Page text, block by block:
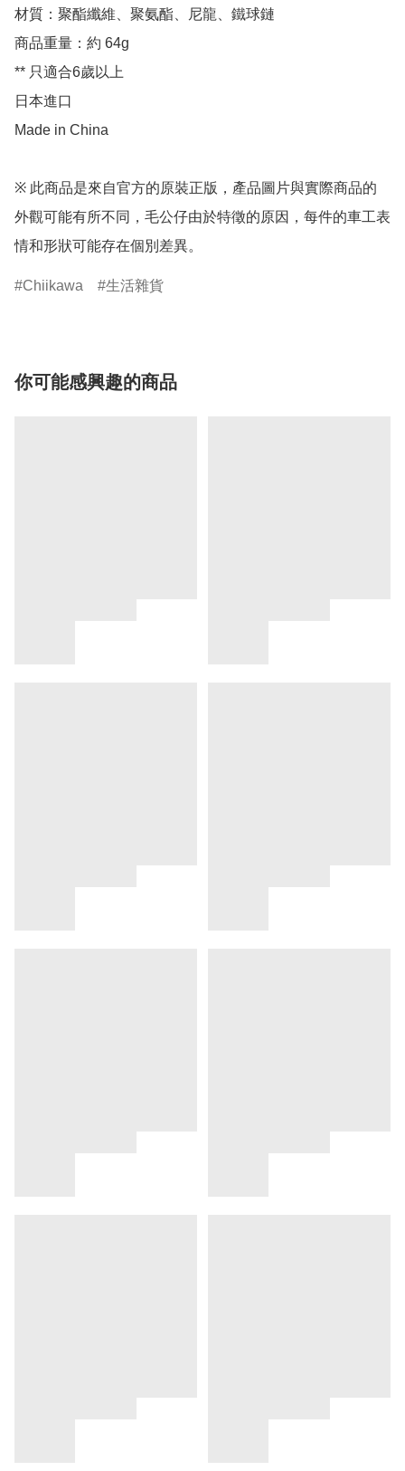
材質：聚酯纖維、聚氨酯、尼龍、鐵球鏈
商品重量：約 64g
** 只適合6歲以上
日本進口
Made in China
※ 此商品是來自官方的原裝正版，產品圖片與實際商品的
外觀可能有所不同，毛公仔由於特徵的原因，每件的車工表
情和形狀可能存在個別差異。
Chiikawa 生活雜貨
你可能感興趣的商品